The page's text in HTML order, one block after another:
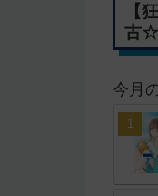
【
古☆
今月